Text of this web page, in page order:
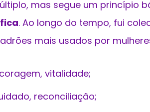
mas segue um princípio
. Ao longo do tempo, fui
mais usados por
vitalidade;
reconciliação;